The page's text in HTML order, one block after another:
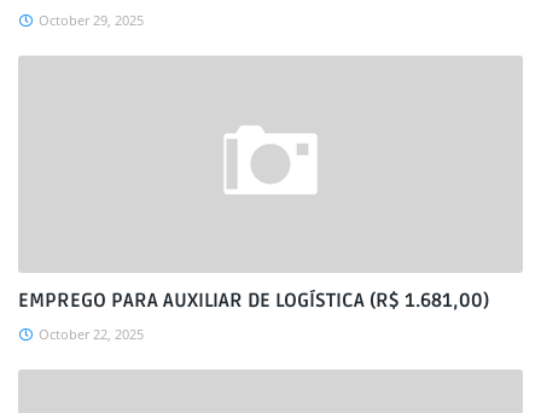
October 29, 2025
EMPREGO PARA AUXILIAR DE LOGÍSTICA (R$ 1.681,00)
October 22, 2025